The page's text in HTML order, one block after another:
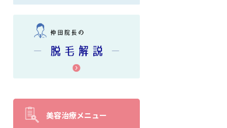
美容治療メニュー